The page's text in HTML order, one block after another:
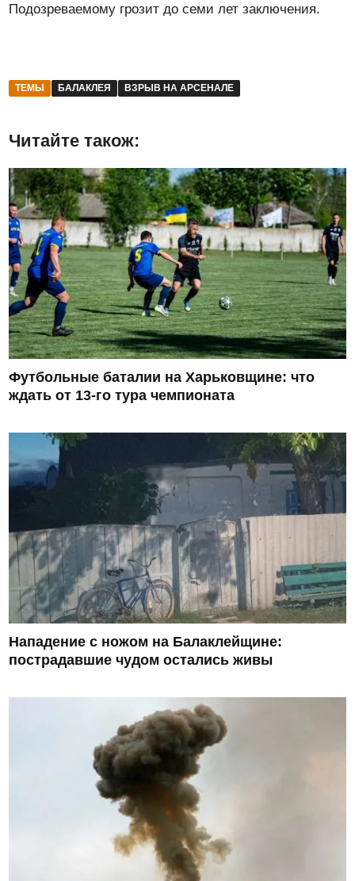
Подозреваемому грозит до семи лет заключения.
ТЕМЫ БАЛАКЛЕЯ ВЗРЫВ НА АРСЕНАЛЕ
Читайте також:
Футбольные баталии на Харьковщине: что
ждать от 13-го тура чемпионата
Нападение с ножом на Балаклейщине:
пострадавшие чудом остались живы